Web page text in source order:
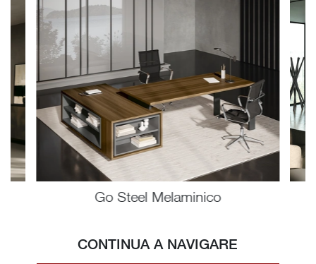
Go Steel Melaminico
CONTINUA A NAVIGARE